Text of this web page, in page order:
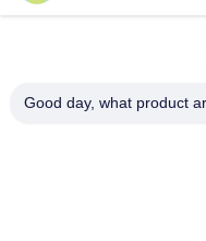
クイ
Good day, what product